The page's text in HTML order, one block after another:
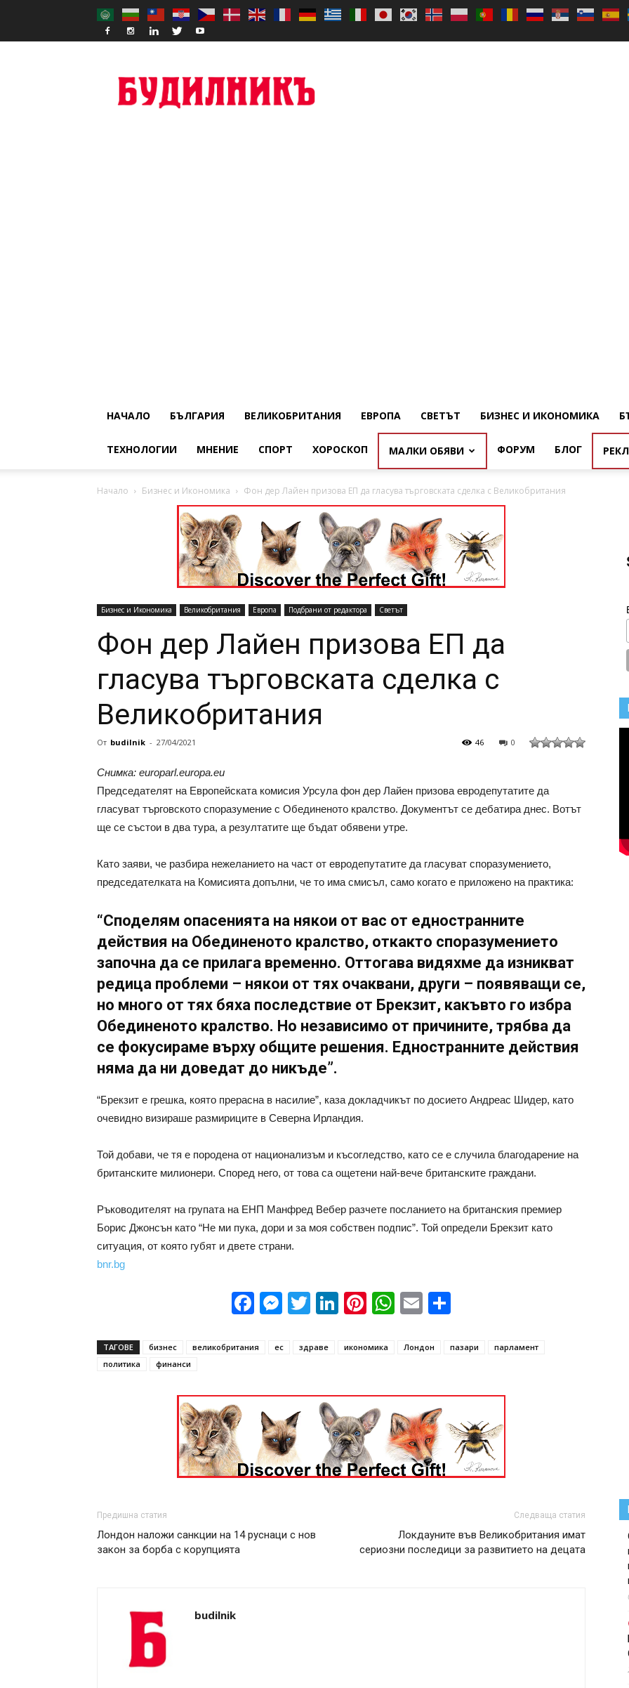
НАЧАЛО БЪЛГАРИЯ ВЕЛИКОБРИТАНИЯ ЕВРОПА СВЕТЪТ БИЗНЕС И ИКОНОМИКА
ТЕХНОЛОГИИ МНЕНИЕ СПОРТ ХОРОСКОП МАЛКИ ОБЯВИ ФОРУМ БЛОГ
Начало Бизнес и Икономика Фон дер Лайен призова ЕП да гласува търговската сделка с Великобритания
Бизнес и Икономика Великобритания Европа Подбрани от редактора Светът
Фон дер Лайен призова ЕП да
гласува търговската сделка с
Великобритания
От budilnik - 27/04/2021 0
46
Снимка: europarl.europa.eu
Председателят на Европейската комисия Урсула фон дер Лайен призова евродепутатите да
гласуват търговското споразумение с Обединеното кралство. Документът се дебатира днес. Вотът
ще се състои в два тура, а резултатите ще бъдат обявени утре.
Като заяви, че разбира нежеланието на част от евродепутатите да гласуват споразумението,
председателката на Комисията допълни, че то има смисъл, само когато е приложено на практика:
“Споделям опасенията на някои от вас от едностранните
действия на Обединеното кралство, откакто споразумението
започна да се прилага временно. Оттогава видяхме да изникват
редица проблеми – някои от тях очаквани, други – появяващи се,
но много от тях бяха последствие от Брекзит, какъвто го избра
Обединеното кралство. Но независимо от причините, трябва да
се фокусираме върху общите решения. Едностранните действия
няма да ни доведат до никъде”.
“Брекзит е грешка, която прерасна в насилие”, каза докладчикът по досието Андреас Шидер, като
очевидно визираше размириците в Северна Ирландия.
Той добави, че тя е породена от национализъм и късогледство, като се е случила благодарение на
британските милионери. Според него, от това са ощетени най-вече британските граждани.
Ръководителят на групата на ЕНП Манфред Вебер разчете посланието на британския премиер
Борис Джонсън като “Не ми пука, дори и за моя собствен подпис”. Той определи Брекзит като
ситуация, от която губят и двете страни.
bnr.bg
Facebook
Messenger
Twitter
LinkedIn
Pinterest
WhatsApp
Email
ТАГОВЕ бизнес великобритания ес здраве икономика Лондон пазари
парламент
политика
финанси
Предишна статия
Лондон наложи санкции на 14 руснаци с нов
закон за борба с корупцията
Следваща статия
Локдауните във Великобритания имат
сериозни последици за развитието на децата
budilnik